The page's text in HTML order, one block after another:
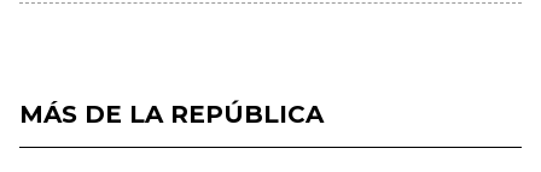
MÁS DE LA REPÚBLICA